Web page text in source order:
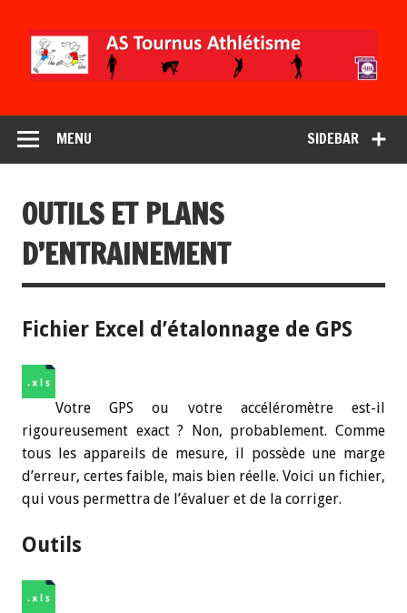
SIDEBAR
MENU
OUTILS ET PLANS
D’ENTRAINEMENT
Fichier Excel d’étalonnage de GPS
Votre GPS ou votre accéléromètre est-il
rigoureusement exact ? Non, probablement. Comme
tous les appareils de mesure, il possède une marge
d’erreur, certes faible, mais bien réelle. Voici un fichier,
qui vous permettra de l’évaluer et de la corriger.
Outils